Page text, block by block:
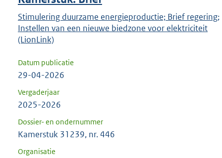
Stimulering duurzame energieproductie; Brief regering;
Instellen van een nieuwe biedzone voor elektriciteit
(LionLink)
Datum publicatie
29-04-2026
Vergaderjaar
2025-2026
Dossier- en ondernummer
Kamerstuk 31239, nr. 446
Organisatie